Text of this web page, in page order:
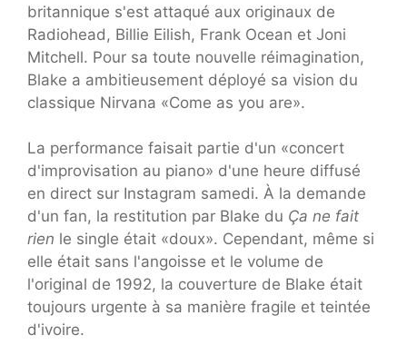
britannique s'est attaqué aux originaux de
Radiohead, Billie Eilish, Frank Ocean et Joni
Mitchell. Pour sa toute nouvelle réimagination,
Blake a ambitieusement déployé sa vision du
classique Nirvana «Come as you are».
La performance faisait partie d'un «concert
d'improvisation au piano» d'une heure diffusé
en direct sur Instagram samedi. À la demande
d'un fan, la restitution par Blake du Ça ne fait
rien le single était «doux». Cependant, même si
elle était sans l'angoisse et le volume de
l'original de 1992, la couverture de Blake était
toujours urgente à sa manière fragile et teintée
d'ivoire.